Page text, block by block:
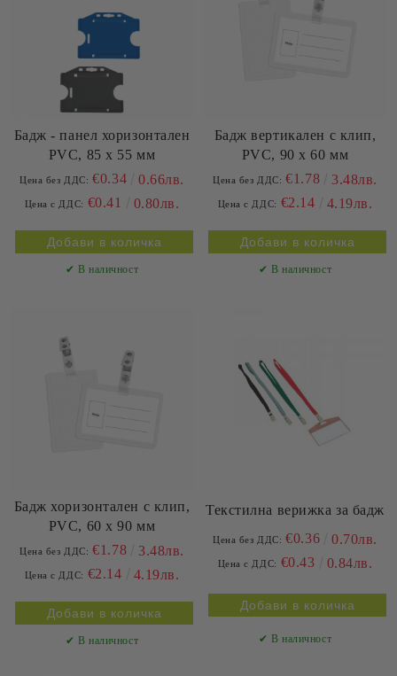
Бадж - панел хоризонтален
PVC, 85 x 55 мм
Цена без ДДС: €0.34 0.66лв.
Цена с ДДС: €0.41 0.80лв.
✔ В наличност
Бадж вертикален с клип,
PVC, 90 x 60 мм
Цена без ДДС: €1.78 3.48лв.
Цена с ДДС: €2.14 4.19лв.
✔ В наличност
Бадж хоризонтален с клип,
PVC, 60 x 90 мм
Цена без ДДС: €1.78 3.48лв.
Цена с ДДС: €2.14 4.19лв.
✔ В наличност
Текстилна верижка за бадж
Цена без ДДС: €0.36 0.70лв.
Цена с ДДС: €0.43 0.84лв.
✔ В наличност